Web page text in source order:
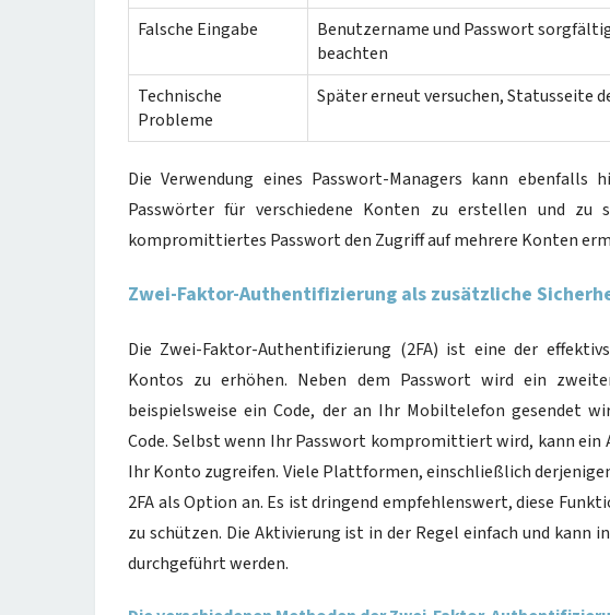
Falsche Eingabe
Benutzername und Passwort
beachten
Technische
Probleme
Später erneut versuchen, Statusseite
Die Verwendung eines Passwort-Managers kann
Passwörter für verschiedene Konten zu erstellen und zu
kompromittiertes Passwort den Zugriff auf mehrere Konten
Zwei-Faktor-Authentifizierung als zusätzliche
Die Zwei-Faktor-Authentifizierung (2FA) ist eine der
Kontos zu erhöhen. Neben dem Passwort wird ein
beispielsweise ein Code, der an Ihr Mobiltelefon gesendet
Code. Selbst wenn Ihr Passwort kompromittiert wird, kann
Ihr Konto zugreifen. Viele Plattformen, einschließlich
2FA als Option an. Es ist dringend empfehlenswert, diese
zu schützen. Die Aktivierung ist in der Regel einfach und kann
durchgeführt werden.